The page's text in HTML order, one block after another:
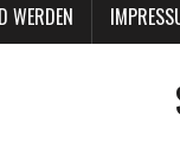
WERDEN